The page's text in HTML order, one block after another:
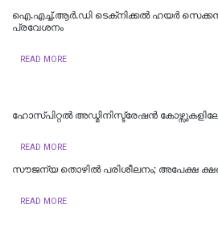
​ഐ.എച്ച്.ആർ.ഡി ടെക്‌നിക്കൽ ഹയർ
പ്രവേശനം
READ MORE
ഹോസ്പിറ്റൽ അഡ്മിനിസ്ട്രേഷൻ
READ MORE
സൗജന്യ തൊഴിൽ പരിശീലനം; അപേക്ഷ
READ MORE